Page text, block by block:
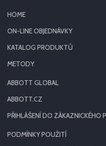
HOME
ON-LINE OBJEDNÁVKY
KATALOG PRODUKTŮ
METODY
ABBOTT GLOBAL
ABBOTT.CZ
PŘIHLÁŠENÍ DO ZÁKAZNICKÉHO
PODMÍNKY POUŽITÍ